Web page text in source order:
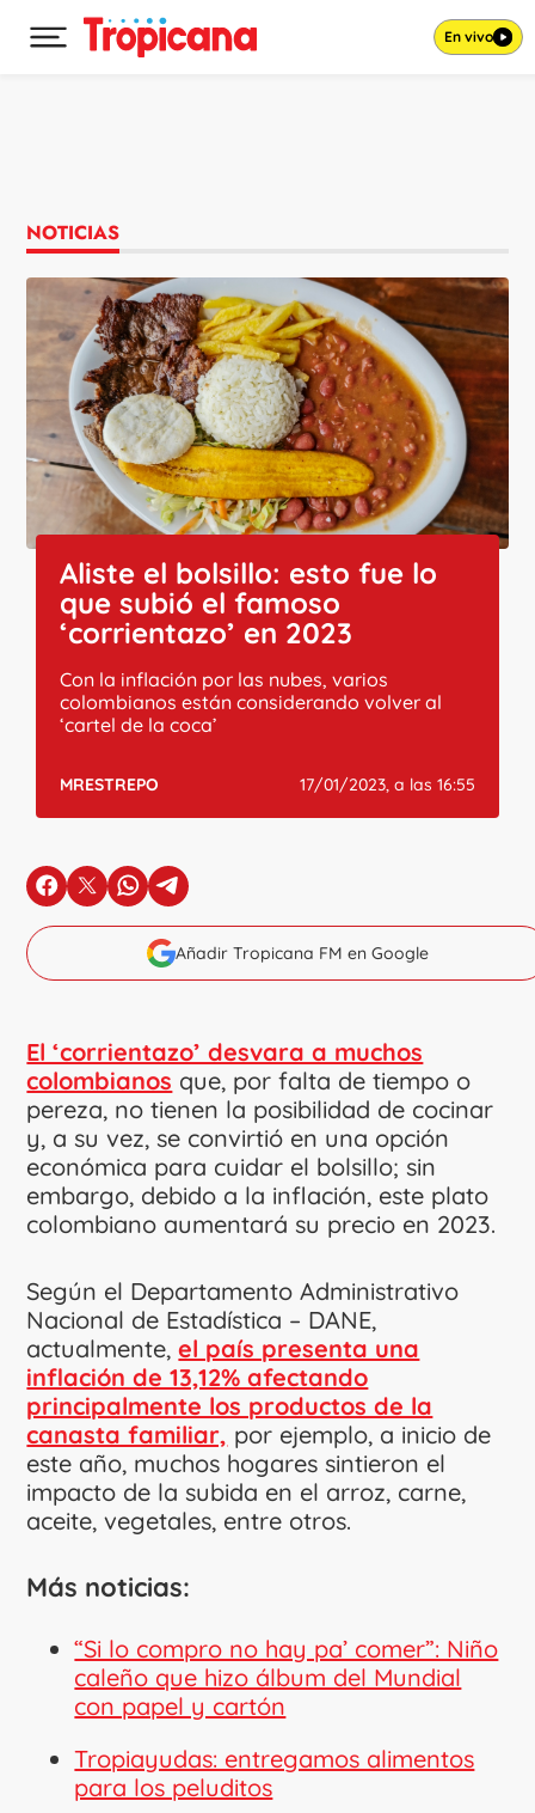
Desplegar menú principal En vivo
NOTICIAS
Aliste el bolsillo: esto fue lo
que subió el famoso
‘corrientazo’ en 2023
Con la inflación por las nubes, varios
colombianos están considerando volver al
‘cartel de la coca’
MRESTREPO 17/01/2023, a las 16:55
en Facebook
en Xen Whatsapp
en Telegram
Añadir Tropicana FM en Google
El ‘corrientazo’ desvara a muchos
colombianos que, por falta de tiempo o
pereza, no tienen la posibilidad de cocinar
y, a su vez, se convirtió en una opción
económica para cuidar el bolsillo; sin
embargo, debido a la inflación, este plato
colombiano aumentará su precio en 2023.
Según el Departamento Administrativo
Nacional de Estadística – DANE,
actualmente,el país presenta una
inflación de 13,12% afectando
principalmente los productos de la
canasta familiar, por ejemplo, a inicio de
este año, muchos hogares sintieron el
impacto de la subida en el arroz, carne,
aceite, vegetales, entre otros.
Más noticias:
“Si lo compro no hay pa’ comer”: Niño
caleño que hizo álbum del Mundial
con papel y cartón
Tropiayudas: entregamos alimentos
para los peluditos